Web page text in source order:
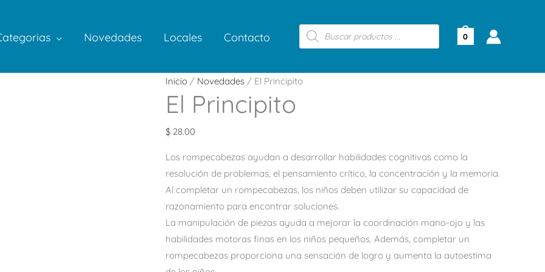
Novedades Locales Contacto
Búsqueda
de
productos
0
Inicio / Novedades / El Principito
El Principito
$ 28.00
Los rompecabezas ayudan a desarrollar habilidades cognitivas como la
resolución de problemas, el pensamiento crítico, la concentración y la memoria.
Al completar un rompecabezas, los niños deben utilizar su capacidad de
razonamiento para encontrar soluciones.
La manipulación de piezas ayuda a mejorar la coordinación mano-ojo y las
habilidades motoras finas en los niños pequeños. Además, completar un
rompecabezas proporciona una sensación de logro y aumenta la autoestima